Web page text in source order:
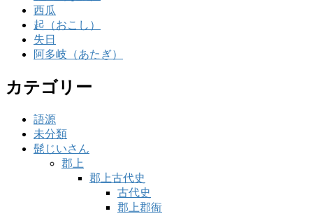
西瓜
起（おこし）
失日
阿多岐（あたぎ）
カテゴリー
語源
未分類
髭じいさん
郡上
郡上古代史
古代史
郡上郡衙